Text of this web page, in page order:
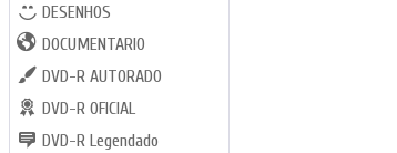
DESENHOS
DOCUMENTARIO
DVD-R AUTORADO
DVD-R OFICIAL
DVD-R Legendado